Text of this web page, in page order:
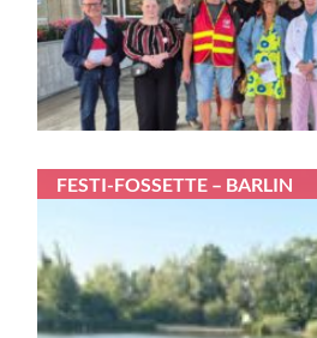
FESTI-FOSSETTE – BARLIN